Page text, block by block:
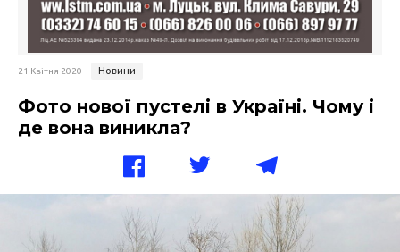
21 Квітня 2020 Новини
Фото нової пустелі в Україні. Чому і
де вона виникла?